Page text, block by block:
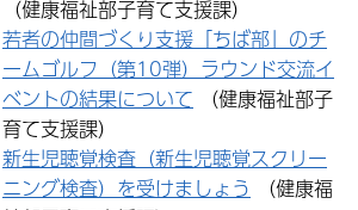
（健康福祉部子育て支援課）
若者の仲間づくり支援「ちば部」のチ
ームゴルフ（第10弾）ラウンド交流イ
ベントの結果について
育て支援課）
新生児聴覚検査（新生児聴覚スクリー
ニング検査）を受けましょう